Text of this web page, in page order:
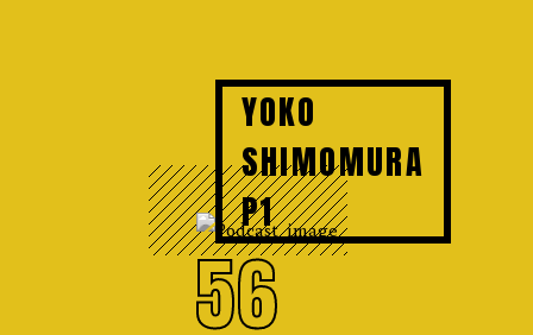
56
YOKO
SHIMOMURA
P1